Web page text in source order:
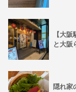
【大
と大阪
隠れ家